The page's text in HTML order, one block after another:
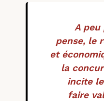
A
pense, le
et
la
incite
faire